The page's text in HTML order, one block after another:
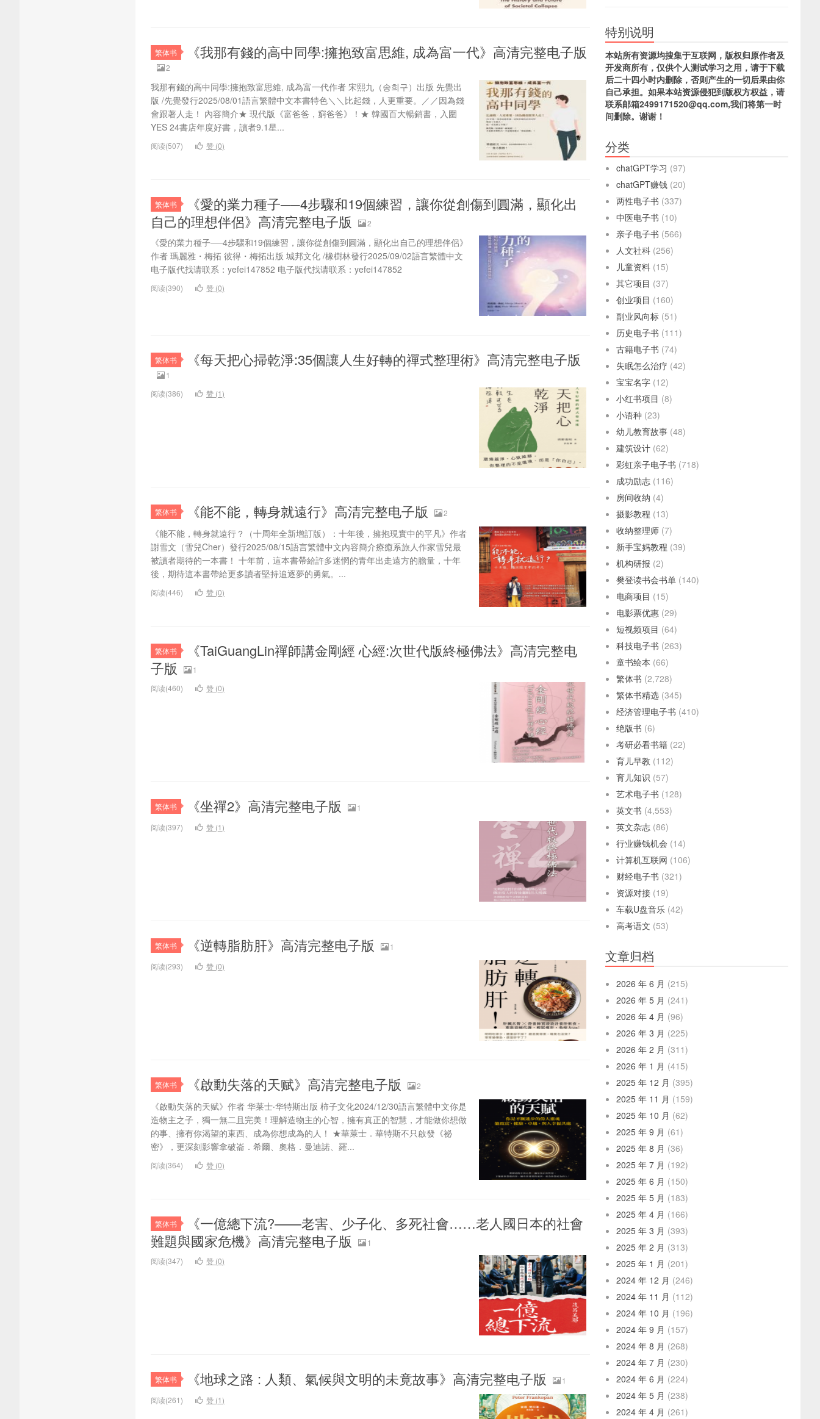
繁体书 《我那有錢的高中同學:擁抱致富思維, 成為富一代》高清完整电子版
2
我那有錢的高中同學:擁抱致富思維, 成為富一代作者 宋熙九（송희구）出版 先覺出
版 /先覺發行2025/08/01語言繁體中文本書特色＼＼比起錢，人更重要。／／因為錢
會跟著人走！ 內容簡介★ 現代版《富爸爸，窮爸爸》！★ 韓國百大暢銷書，入圍
YES 24書店年度好書，讀者9.1星...
阅读(507) 赞 (0)
繁体书
《愛的業力種子──4步驟和19個練習，讓你從創傷到圓滿，顯化出
自己的理想伴侶》高清完整电子版
2
《愛的業力種子──4步驟和19個練習，讓你從創傷到圓滿，顯化出自己的理想伴侶》
作者 瑪麗雅・梅拓 彼得・梅拓出版 城邦文化 /橡樹林發行2025/09/02語言繁體中文
电子版代找请联系：yefei147852 电子版代找请联系：yefei147852
阅读(390) 赞 (0)
繁体书 《每天把心掃乾淨:35個讓人生好轉的禪式整理術》高清完整电子版
1
阅读(386)
赞 (1)
繁体书 《能不能，轉身就遠行》高清完整电子版 2
《能不能，轉身就遠行？（十周年全新增訂版）：十年後，擁抱現實中的平凡》作者
謝雪文（雪兒Cher）發行2025/08/15語言繁體中文內容簡介療癒系旅人作家雪兒最
被讀者期待的一本書！ 十年前，這本書帶給許多迷惘的青年出走遠方的膽量，十年
後，期待這本書帶給更多讀者堅持追逐夢的勇氣。...
阅读(446) 赞 (0)
繁体书
《TaiGuangLin禪師講金剛經 心經:次世代版終極佛法》高清完整电
子版
1
阅读(460)
赞 (0)
繁体书 《坐禪2》高清完整电子版
1
阅读(397)
赞 (1)
繁体书 《逆轉脂肪肝》高清完整电子版
1
阅读(293)
赞 (0)
繁体书 《啟動失落的天赋》高清完整电子版 2
《啟動失落的天赋》作者 华莱士‧华特斯出版 柿子文化2024/12/30語言繁體中文你是
造物主之子，獨一無二且完美！理解造物主的心智，擁有真正的智慧，才能做你想做
的事、擁有你渴望的東西、成為你想成為的人！ ★華萊士．華特斯不只啟發《祕
密》，更深刻影響拿破崙．希爾、奧格．曼迪諾、羅...
阅读(364) 赞 (0)
繁体书
《一億總下流?——老害、少子化、多死社會……老人國日本的社會
難題與國家危機》高清完整电子版
1
阅读(347)
赞 (0)
繁体书 《地球之路 : 人類、氣候與文明的未竟故事》高清完整电子版
1
阅读(261)
赞 (1)
特别说明
本站所有资源均搜集于互联网，版权归原作者及
开发商所有，仅供个人测试学习之用，请于下载
后二十四小时内删除，否则产生的一切后果由你
自己承担。如果本站资源侵犯到版权方权益，请
联系邮箱2499171520@qq.com,我们将第一时
间删除。谢谢！
分类
chatGPT学习 (97)
chatGPT赚钱 (20)
两性电子书 (337)
中医电子书 (10)
亲子电子书 (566)
人文社科 (256)
儿童资料 (15)
其它项目 (37)
创业项目 (160)
副业风向标 (51)
历史电子书 (111)
古籍电子书 (74)
失眠怎么治疗 (42)
宝宝名字 (12)
小红书项目 (8)
小语种 (23)
幼儿教育故事 (48)
建筑设计 (62)
彩虹亲子电子书 (718)
成功励志 (116)
房间收纳 (4)
摄影教程 (13)
收纳整理师 (7)
新手宝妈教程 (39)
机构研报 (2)
樊登读书会书单 (140)
电商项目 (15)
电影票优惠 (29)
短视频项目 (64)
科技电子书 (263)
童书绘本 (66)
繁体书 (2,728)
繁体书精选 (345)
经济管理电子书 (410)
绝版书 (6)
考研必看书籍 (22)
育儿早教 (112)
育儿知识 (57)
艺术电子书 (128)
英文书 (4,553)
英文杂志 (86)
行业赚钱机会 (14)
计算机互联网 (106)
财经电子书 (321)
资源对接 (19)
车载U盘音乐 (42)
高考语文 (53)
文章归档
2026 年 6 月 (215)
2026 年 5 月 (241)
2026 年 4 月 (96)
2026 年 3 月 (225)
2026 年 2 月 (311)
2026 年 1 月 (415)
2025 年 12 月 (395)
2025 年 11 月 (159)
2025 年 10 月 (62)
2025 年 9 月 (61)
2025 年 8 月 (36)
2025 年 7 月 (192)
2025 年 6 月 (150)
2025 年 5 月 (183)
2025 年 4 月 (166)
2025 年 3 月 (393)
2025 年 2 月 (313)
2025 年 1 月 (201)
2024 年 12 月 (246)
2024 年 11 月 (112)
2024 年 10 月 (196)
2024 年 9 月 (157)
2024 年 8 月 (268)
2024 年 7 月 (230)
2024 年 6 月 (224)
2024 年 5 月 (238)
2024 年 4 月 (261)